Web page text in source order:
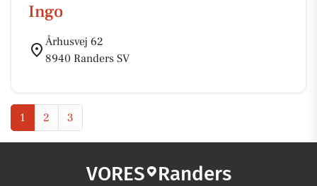
Ingo
Århusvej 62
8940 Randers SV
1 2 3
VORES Randers